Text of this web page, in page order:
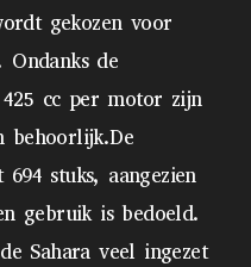
gekozen voor
Ondanks de
cc per motor zijn
behoorlijk.De
stuks, aangezien
gebruik is bedoeld.
Sahara veel ingezet